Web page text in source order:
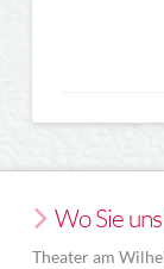
Wo Sie
Theater am